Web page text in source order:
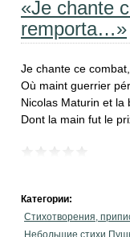
«Je chante
remporta…»
Je chante ce
Où maint guerrier
Nicolas Maturin et la
Dont la main fut le
Категории:
Стихотворения,
Небольшие стихи